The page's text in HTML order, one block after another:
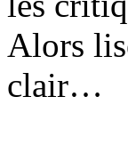
Alors
clair…